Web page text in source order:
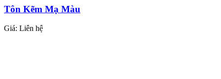
Tôn Kẽm Mạ Màu
Giá: Liên hệ